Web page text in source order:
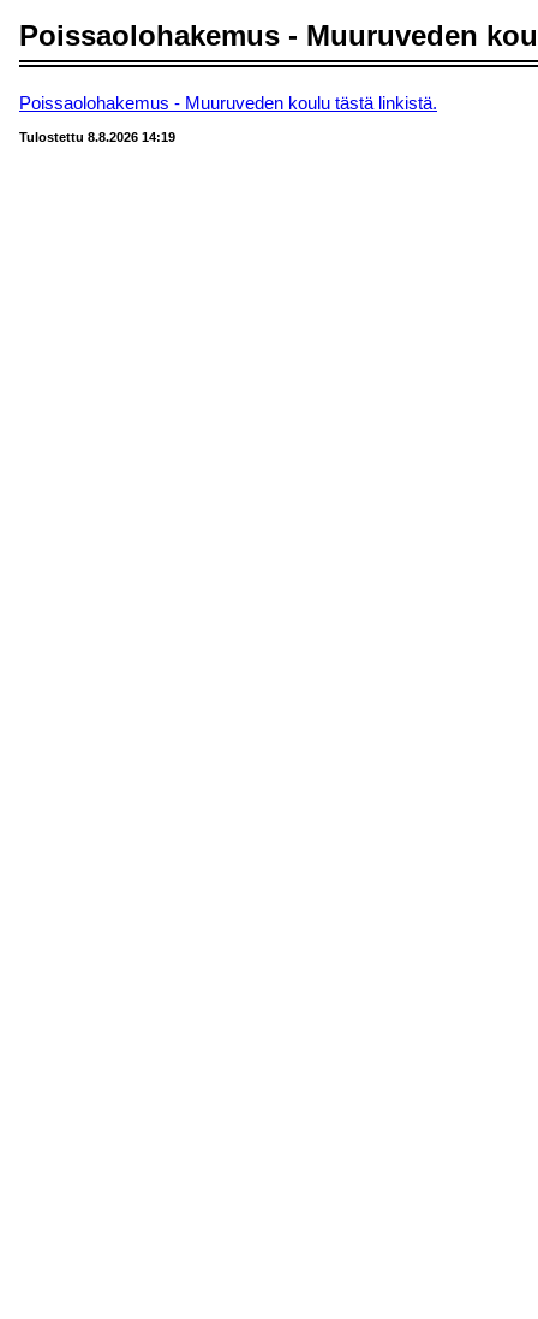
Poissaolohakemus - Muuruveden
Poissaolohakemus - Muuruveden koulu tästä linkistä.
Tulostettu 8.8.2026 14:19